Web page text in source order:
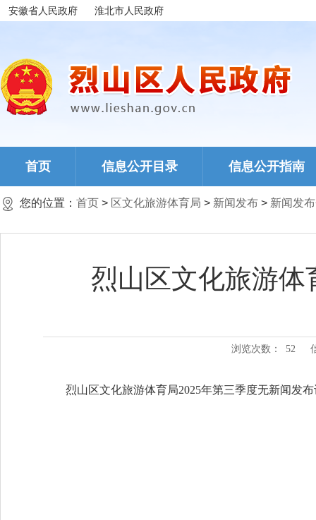
安徽省人民政府 淮北市人民政府
首页 信息公开目录 信息公开指南
您的位置： 首页 > 区文化旅游体育局 > 新闻发布 > 新闻发
烈山区文化旅游
浏览次数： 52
烈山区文化旅游体育局2025年第三季度无新闻发